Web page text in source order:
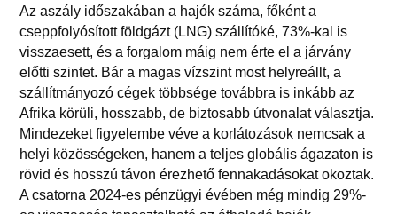
Az aszály időszakában a hajók száma, főként a
cseppfolyósított földgázt (LNG) szállítóké, 73%-kal is
visszaesett, és a forgalom máig nem érte el a járvány
előtti szintet. Bár a magas vízszint most helyreállt, a
szállítmányozó cégek többsége továbbra is inkább az
Afrika körüli, hosszabb, de biztosabb útvonalat választja.
Mindezeket figyelembe véve a korlátozások nemcsak a
helyi közösségeken, hanem a teljes globális ágazaton is
rövid és hosszú távon érezhető fennakadásokat okoztak.
A csatorna 2024-es pénzügyi évében még mindig 29%-